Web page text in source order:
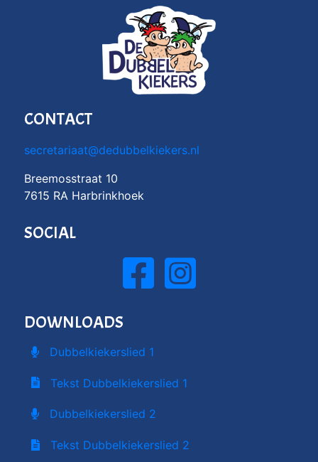
CONTACT
secretariaat@dedubbelkiekers.nl
Breemosstraat 10
7615 RA Harbrinkhoek
SOCIAL
DOWNLOADS
Dubbelkiekerslied 1
Tekst Dubbelkiekerslied 1
Dubbelkiekerslied 2
Tekst Dubbelkiekerslied 2